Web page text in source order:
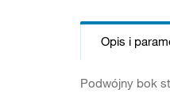
Opis i
Podwójny bok